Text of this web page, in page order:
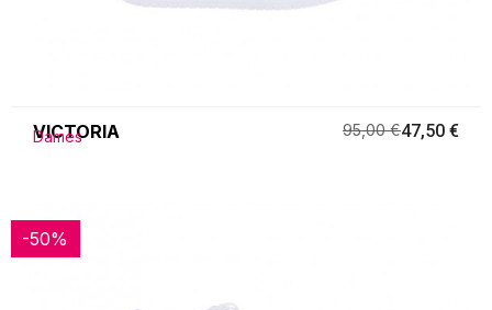
VICTORIA
Dames 95,00 €47,50 €
-50%
-50%